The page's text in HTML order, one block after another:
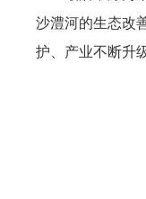
沙澧河的生态改
护、产业不断升